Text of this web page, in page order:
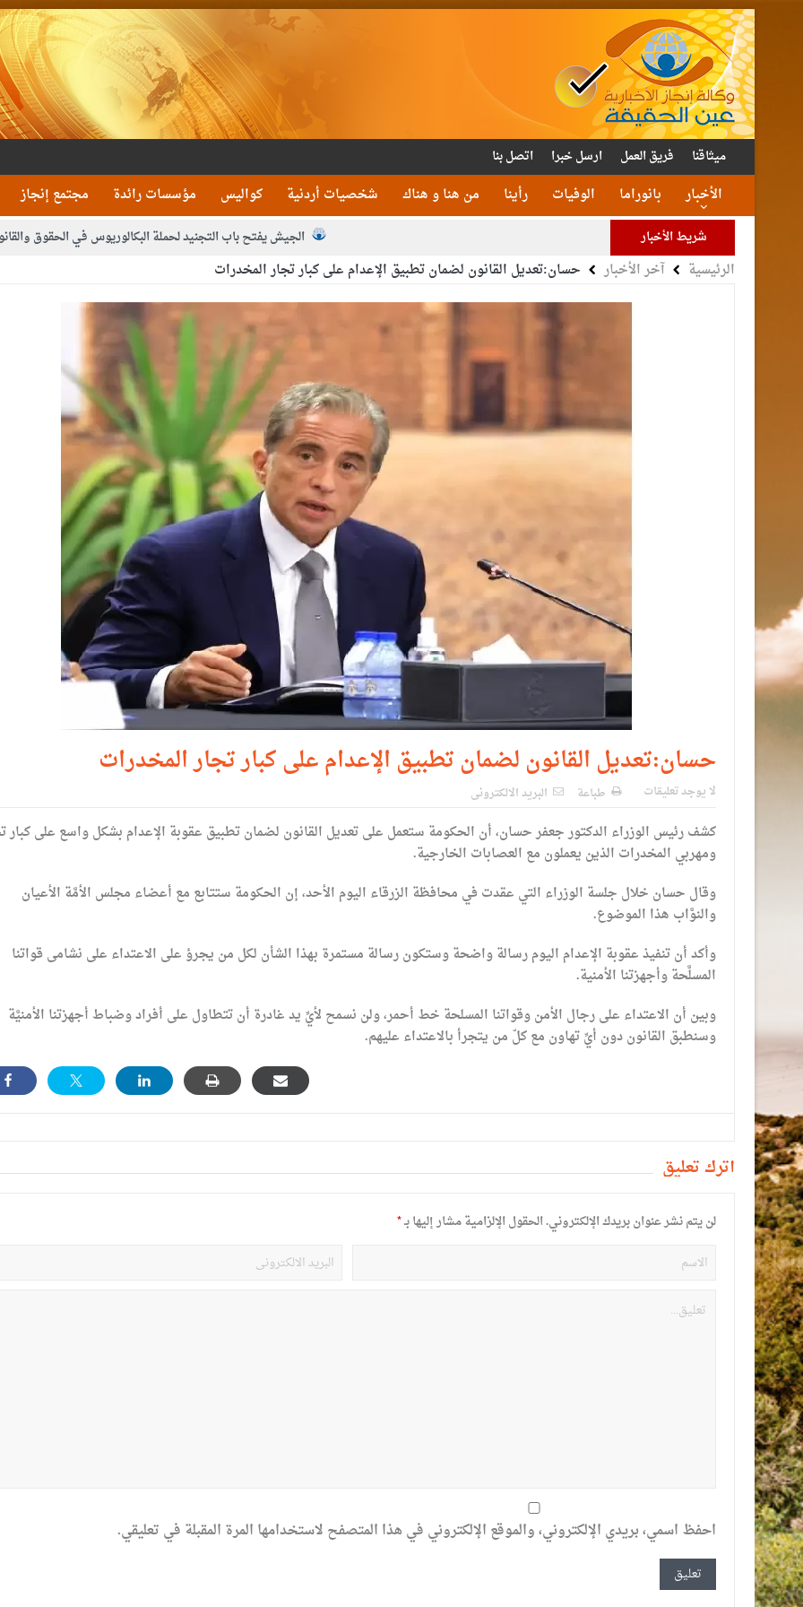
ميثاقنا فريق العمل ارسل خبرا اتصل بنا
الأخبار بانوراما الوفيات رأينا من هنا و هناك شخصيات أردنية كواليس مؤسسات رائدة مجتمع إنجاز
شريط الأخبار
الجيش يفتح باب التجنيد لحملة البكالوريوس في الحقوق
الأمن يتلف 16 مليون حبة كبتاجون و1480 كغم مواد مخدرة
القاضي يلتقي رؤساء تحرير الصحف اليومية ويؤكد حرص مجلس النواب على شراكة فاعلة
الملك يلتقي مجموعة من رفاق السلاح الملك يتلقى اتصالا هاتفيا من العاهل البحريني
الرئيسية آخر الأخبار حسان:تعديل القانون لضمان تطبيق الإعدام على كبار تجار المخدرات
حسان:تعديل القانون لضمان تطبيق الإعدام على كبار تجار المخدرات
لا يوجد تعليقات طباعة البريد الالكترونى
كشف رئيس الوزراء الدكتور جعفر حسان، أن الحكومة ستعمل على تعديل القانون لضمان تطبيق عقوبة الإعدام بشكل واسع على كبار
ومهربي المخدرات الذين يعملون مع العصابات الخارجية.
وقال حسان خلال جلسة الوزراء التي عقدت في محافظة الزرقاء اليوم الأحد، إن الحكومة ستتابع مع أعضاء مجلس الأمَّة الأعيان
والنوَّاب هذا الموضوع.
وأكد أن تنفيذ عقوبة الإعدام اليوم رسالة واضحة وستكون رسالة مستمرة بهذا الشأن لكل من يجرؤ على الاعتداء على نشامى قواتنا
المسلَّحة وأجهزتنا الأمنية.
وبين أن الاعتداء على رجال الأمن وقواتنا المسلحة خط أحمر، ولن نسمح لأيِّ يد غادرة أن تتطاول على أفراد وضباط أجهزتنا الأمنيَّة
وسنطبق القانون دون أيِّ تهاون مع كلّ من يتجرأ بالاعتداء عليهم.
أترك تعليق
لن يتم نشر عنوان بريدك الإلكتروني.الحقول الإلزامية مشار إليها بـ*
احفظ اسمي، بريدي الإلكتروني، والموقع الإلكتروني في هذا المتصفح لاستخدامها المرة المقبلة في تعليقي.